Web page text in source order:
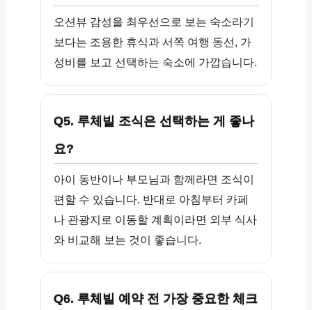
오션뷰 감성을 최우선으로 보는 숙소라기
보다는 조용한 휴식과 서쪽 여행 동선, 가
성비를 보고 선택하는 숙소에 가깝습니다.
Q5. 루체빌 조식은 선택하는 게 좋나
요?
아이 동반이나 부모님과 함께라면 조식이
편할 수 있습니다. 반대로 아침부터 카페
나 관광지로 이동할 계획이라면 외부 식사
와 비교해 보는 것이 좋습니다.
Q6. 루체빌 예약 전 가장 중요한 체크